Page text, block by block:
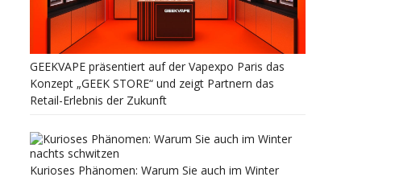
GEEKVAPE präsentiert auf der Vapexpo Paris das
Konzept „GEEK STORE“ und zeigt Partnern das
Retail-Erlebnis der Zukunft
Kurioses Phänomen: Warum Sie auch im Winter